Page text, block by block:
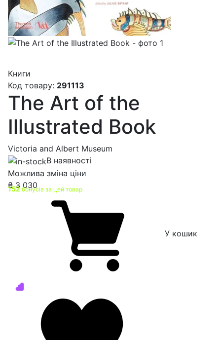
Книги
Код товару: 291113
The Art of the
Illustrated Book
Victoria and Albert Museum
В наявності
Можлива зміна ціни
₴3 030
152 бонусів за цей товар
У кошик